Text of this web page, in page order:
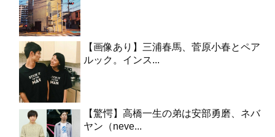
【画像あり】三浦春馬、菅原小春とペア
ルック。インス...
【驚愕】高橋一生の弟は安部勇磨、ネバ
ヤン（neve...